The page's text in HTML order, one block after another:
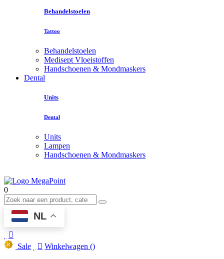
Behandelstoelen
Tattoo
Behandelstoelen
Medisept Vloeistoffen
Handschoenen & Mondmaskers
Dental
Units
Dental
Units
Lampen
Handschoenen & Mondmaskers
0
NL
Sale Winkelwagen ()